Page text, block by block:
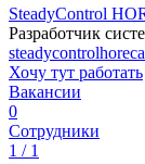
SteadyControl
Разработчик
Хочу тут работать
Вакансии
0
Сотрудники
1 / 1